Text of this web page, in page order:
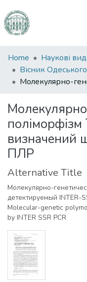
Communities
&
Collections
Statistics
Home
визначений
ПЛР
Alternative Title
Молекулярно-
детектируемый INTER-
Molecular-genetic
by INTER SSR PCR